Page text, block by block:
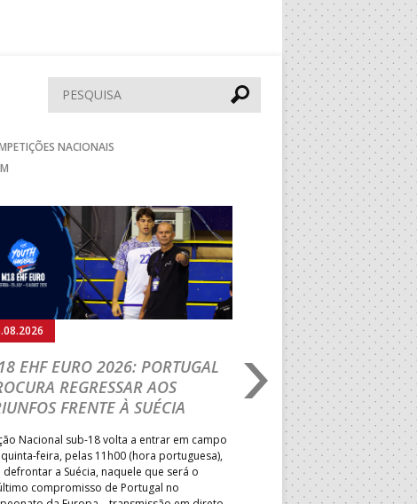
Pesquisar
NACIONAIS
EHF EURO 2026: PORTUGAL
REGRESSAR AOS
FRENTE À SUÉCIA
Nacional sub-18 volta a entrar em campo
feira, pelas 11h00 (hora portuguesa),
defrontar a Suécia, naquele que será o
compromisso de Portugal no
05.08.2026
IHF W18 WORLD
BRASIL É O
ADVERSÁRIO DA
ELIMINAR DA
Depois do primeiro lugar na
President’s Cup, Portugal
Brasil, esta quinta-feira, no
Seguinte